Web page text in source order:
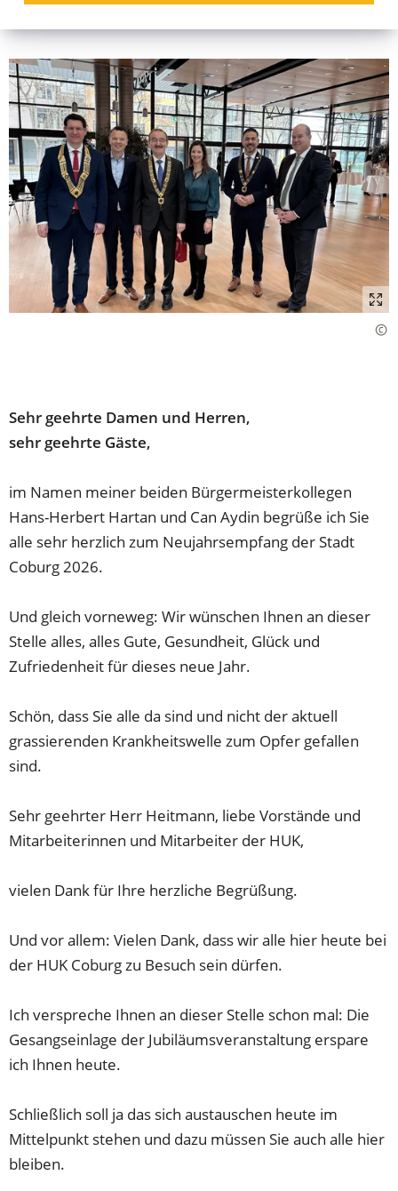
Sehr geehrte Damen und Herren,
sehr geehrte Gäste,
im Namen meiner beiden Bürgermeisterkollegen
Hans-Herbert Hartan und Can Aydin begrüße ich Sie
alle sehr herzlich zum Neujahrsempfang der Stadt
Coburg 2026.
Und gleich vorneweg: Wir wünschen Ihnen an dieser
Stelle alles, alles Gute, Gesundheit, Glück und
Zufriedenheit für dieses neue Jahr.
Schön, dass Sie alle da sind und nicht der aktuell
grassierenden Krankheitswelle zum Opfer gefallen
sind.
Sehr geehrter Herr Heitmann, liebe Vorstände und
Mitarbeiterinnen und Mitarbeiter der HUK,
vielen Dank für Ihre herzliche Begrüßung.
Und vor allem: Vielen Dank, dass wir alle hier heute bei
der HUK Coburg zu Besuch sein dürfen.
Ich verspreche Ihnen an dieser Stelle schon mal: Die
Gesangseinlage der Jubiläumsveranstaltung erspare
ich Ihnen heute.
Schließlich soll ja das sich austauschen heute im
Mittelpunkt stehen und dazu müssen Sie auch alle hier
bleiben.